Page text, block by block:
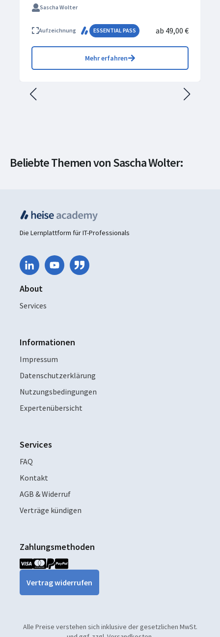
Sascha Wolter
Aufzeichnung ESSENTIAL PASS ab 49,00 €
Mehr erfahren
Beliebte Themen von Sascha Wolter:
Intelligenz & Data
Science
Machine Learning
Die Lernplattform für IT-Professionals
About
Services
Informationen
Impressum
Datenschutzerklärung
Nutzungsbedingungen
Expertenübersicht
Services
FAQ
Kontakt
AGB & Widerruf
Verträge kündigen
Zahlungsmethoden
Vertrag widerrufen
Alle Preise verstehen sich inklusive der gesetzlichen MwSt.